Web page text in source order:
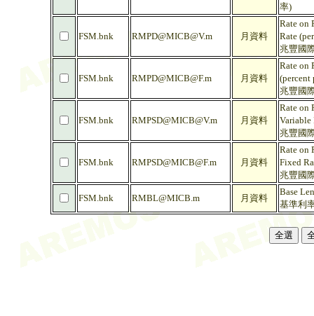
率)
FSM.bnk RMPD@MICB@V.m 月資料
Rate on
Rate
兆豐國
FSM.bnk RMPD@MICB@F.m 月資料
Rate on
(percent
兆豐國
FSM.bnk RMPSD@MICB@V.m 月資料
Rate on
Variable
兆豐國
FSM.bnk RMPSD@MICB@F.m 月資料
Rate on
Fixed
兆豐國
FSM.bnk RMBL@MICB.m 月資料
Base
基準利